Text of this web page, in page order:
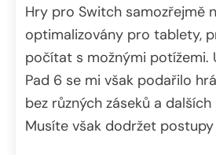
Hry pro Switch samozřejmě
optimalizovány pro tablety,
počítat s možnými potížemi.
Pad 6 se mi však podařilo
bez různých záseků a
Musíte však dodržet postupy